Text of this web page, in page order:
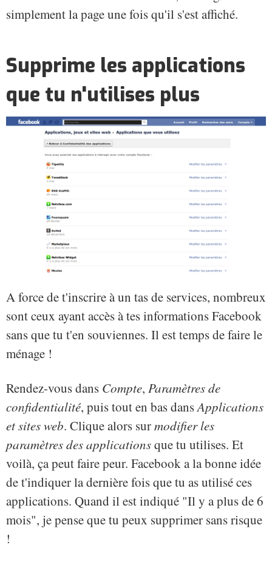
simplement la page une fois qu'il s'est affiché.
Supprime les applications
que tu n'utilises plus
A force de t'inscrire à un tas de services, nombreux
sont ceux ayant accès à tes informations Facebook
sans que tu t'en souviennes. Il est temps de faire le
ménage !
Rendez-vous dans Compte, Paramètres de
confidentialité, puis tout en bas dansApplications
et sites web. Clique alors surmodifier les
paramètres des applicationsque tu utilises. Et
voilà, ça peut faire peur. Facebook a la bonne idée
de t'indiquer la dernière fois que tu as utilisé ces
applications. Quand il est indiqué "Il y a plus de 6
mois", je pense que tu peux supprimer sans risque
!